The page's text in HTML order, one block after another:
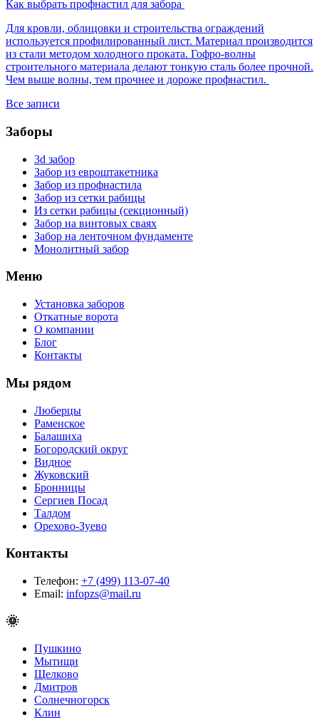
Как выбрать профнастил для забора
Для кровли, облицовки и строительства ограждений
используется профилированный лист. Материал производится
из стали методом холодного проката. Гофро-волны
строительного материала делают тонкую сталь более прочной.
Чем выше волны, тем прочнее и дороже профнастил.
Все записи
Заборы
3d забор
Забор из евроштакетника
Забор из профнастила
Забор из сетки рабицы
Из сетки рабицы (секционный)
Забор на винтовых сваях
Забор на ленточном фундаменте
Монолитный забор
Меню
Установка заборов
Откатные ворота
О компании
Блог
Контакты
Мы рядом
Люберцы
Раменское
Балашиха
Богородский округ
Видное
Жуковский
Бронницы
Сергиев Посад
Талдом
Орехово-Зуево
Контакты
Телефон: +7 (499) 113-07-40
Email: infopzs@mail.ru
🌞
Пушкино
Мытищи
Щелково
Дмитров
Солнечногорск
Клин